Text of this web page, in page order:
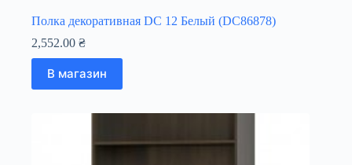
Полка декоративная DC 12 Белый (DC86878)
2,552.00 ₴
В магазин